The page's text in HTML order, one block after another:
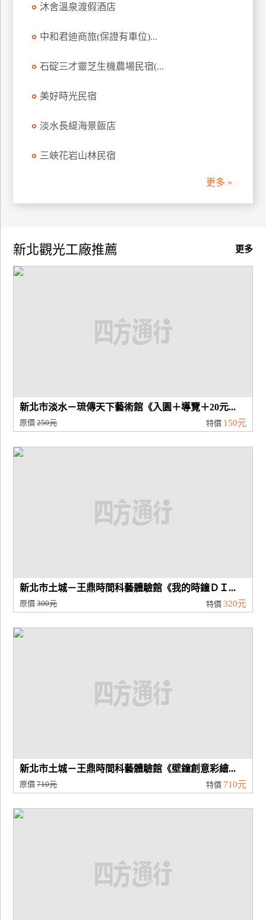
飯
作
計
商
沐舍溫泉渡假酒店
中和君迪商旅(保證有車位)...
石碇三才靈芝生機農場民宿(...
美好時光民宿
淡水長緹海景飯店
三峽花岩山林民宿
更多 »
更多
新北觀光工廠推薦
新北市淡水－琉傳天下藝術館《入園＋導覽＋20元...
原價250元 特價 150元
新北市土城－王鼎時間科藝體驗館《我的時鐘ＤＩ...
原價300元 特價 320元
新北市土城－王鼎時間科藝體驗館《壁鐘創意彩繪...
原價710元 特價 710元